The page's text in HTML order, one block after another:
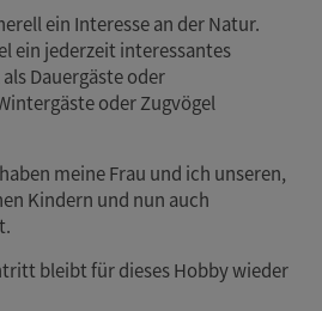
ein Interesse an der Natur.
ein jederzeit interessantes
Dauergäste oder
oder Zugvögel
meine Frau und ich unseren,
Kindern und nun auch
bleibt für dieses Hobby wieder